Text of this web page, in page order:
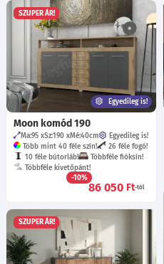
SZUPER ÁR!
Egyedileg is!
Moon komód 190
Ma:95 Sz:190 Mé:40cm
Egyedileg is!
Több mint 40 féle szín!
26 féle fogó!
10 féle bútorláb!
Többféle fióksín!
Többféle kivetőpánt!
-10%
86 050 Ft-tól
SZUPER ÁR!